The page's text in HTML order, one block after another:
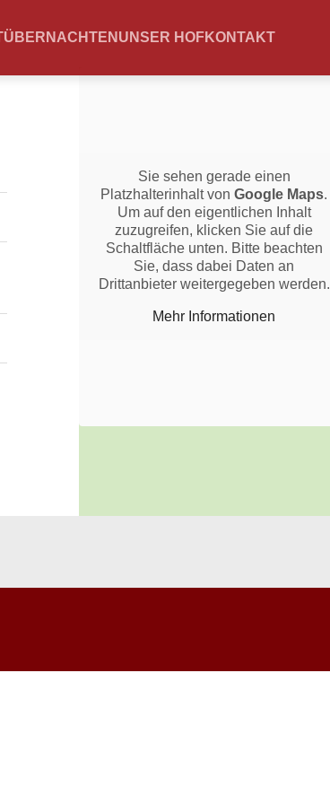
ÜBERNACHTEN UNSER HOFKONTAKT
Sie sehen gerade einen
Platzhalterinhalt von Google Maps.
Um auf den eigentlichen Inhalt
zuzugreifen, klicken Sie auf die
Schaltfläche unten. Bitte beachten
Sie, dass dabei Daten an
Drittanbieter weitergegeben werden.
Mehr Informationen